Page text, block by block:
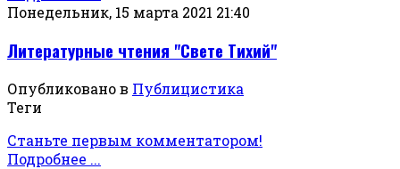
Понедельник, 15 марта 2021 21:40
Литературные чтения "Свете Тихий"
Опубликовано в Публицистика
Теги
Станьте первым комментатором!
Подробнее ...